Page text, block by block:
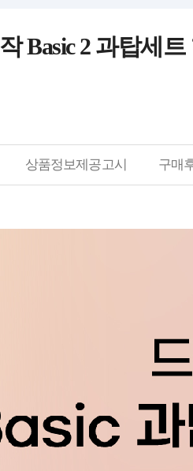
Basic 2 과탑세
상품정보제공고시 구매